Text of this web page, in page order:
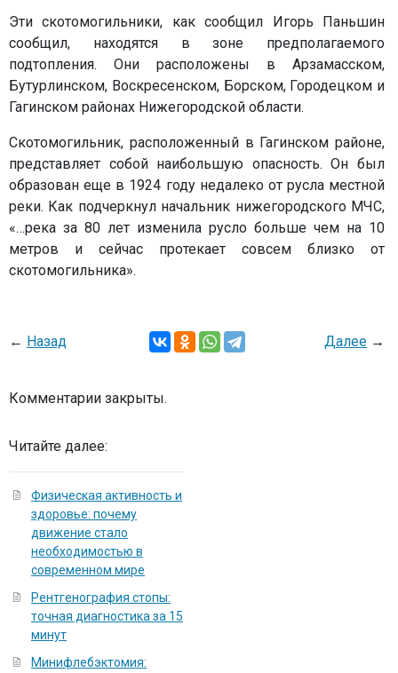
Эти скотомогильники, как сообщил Игорь Паньшин
сообщил, находятся в зоне предполагаемого
подтопления. Они расположены в Арзамасском,
Бутурлинском, Воскресенском, Борском, Городецком и
Гагинском районах Нижегородской области.
Скотомогильник, расположенный в Гагинском районе,
представляет собой наибольшую опасность. Он был
образован еще в 1924 году недалеко от русла местной
реки. Как подчеркнул начальник нижегородского МЧС,
«…река за 80 лет изменила русло больше чем на 10
метров и сейчас протекает совсем близко от
скотомогильника».
← Назад Далее →
Комментарии закрыты.
Читайте далее:
Физическая активность и
здоровье: почему
движение стало
необходимостью в
современном мире
Рентгенография стопы:
точная диагностика за 15
минут
Минифлебэктомия: